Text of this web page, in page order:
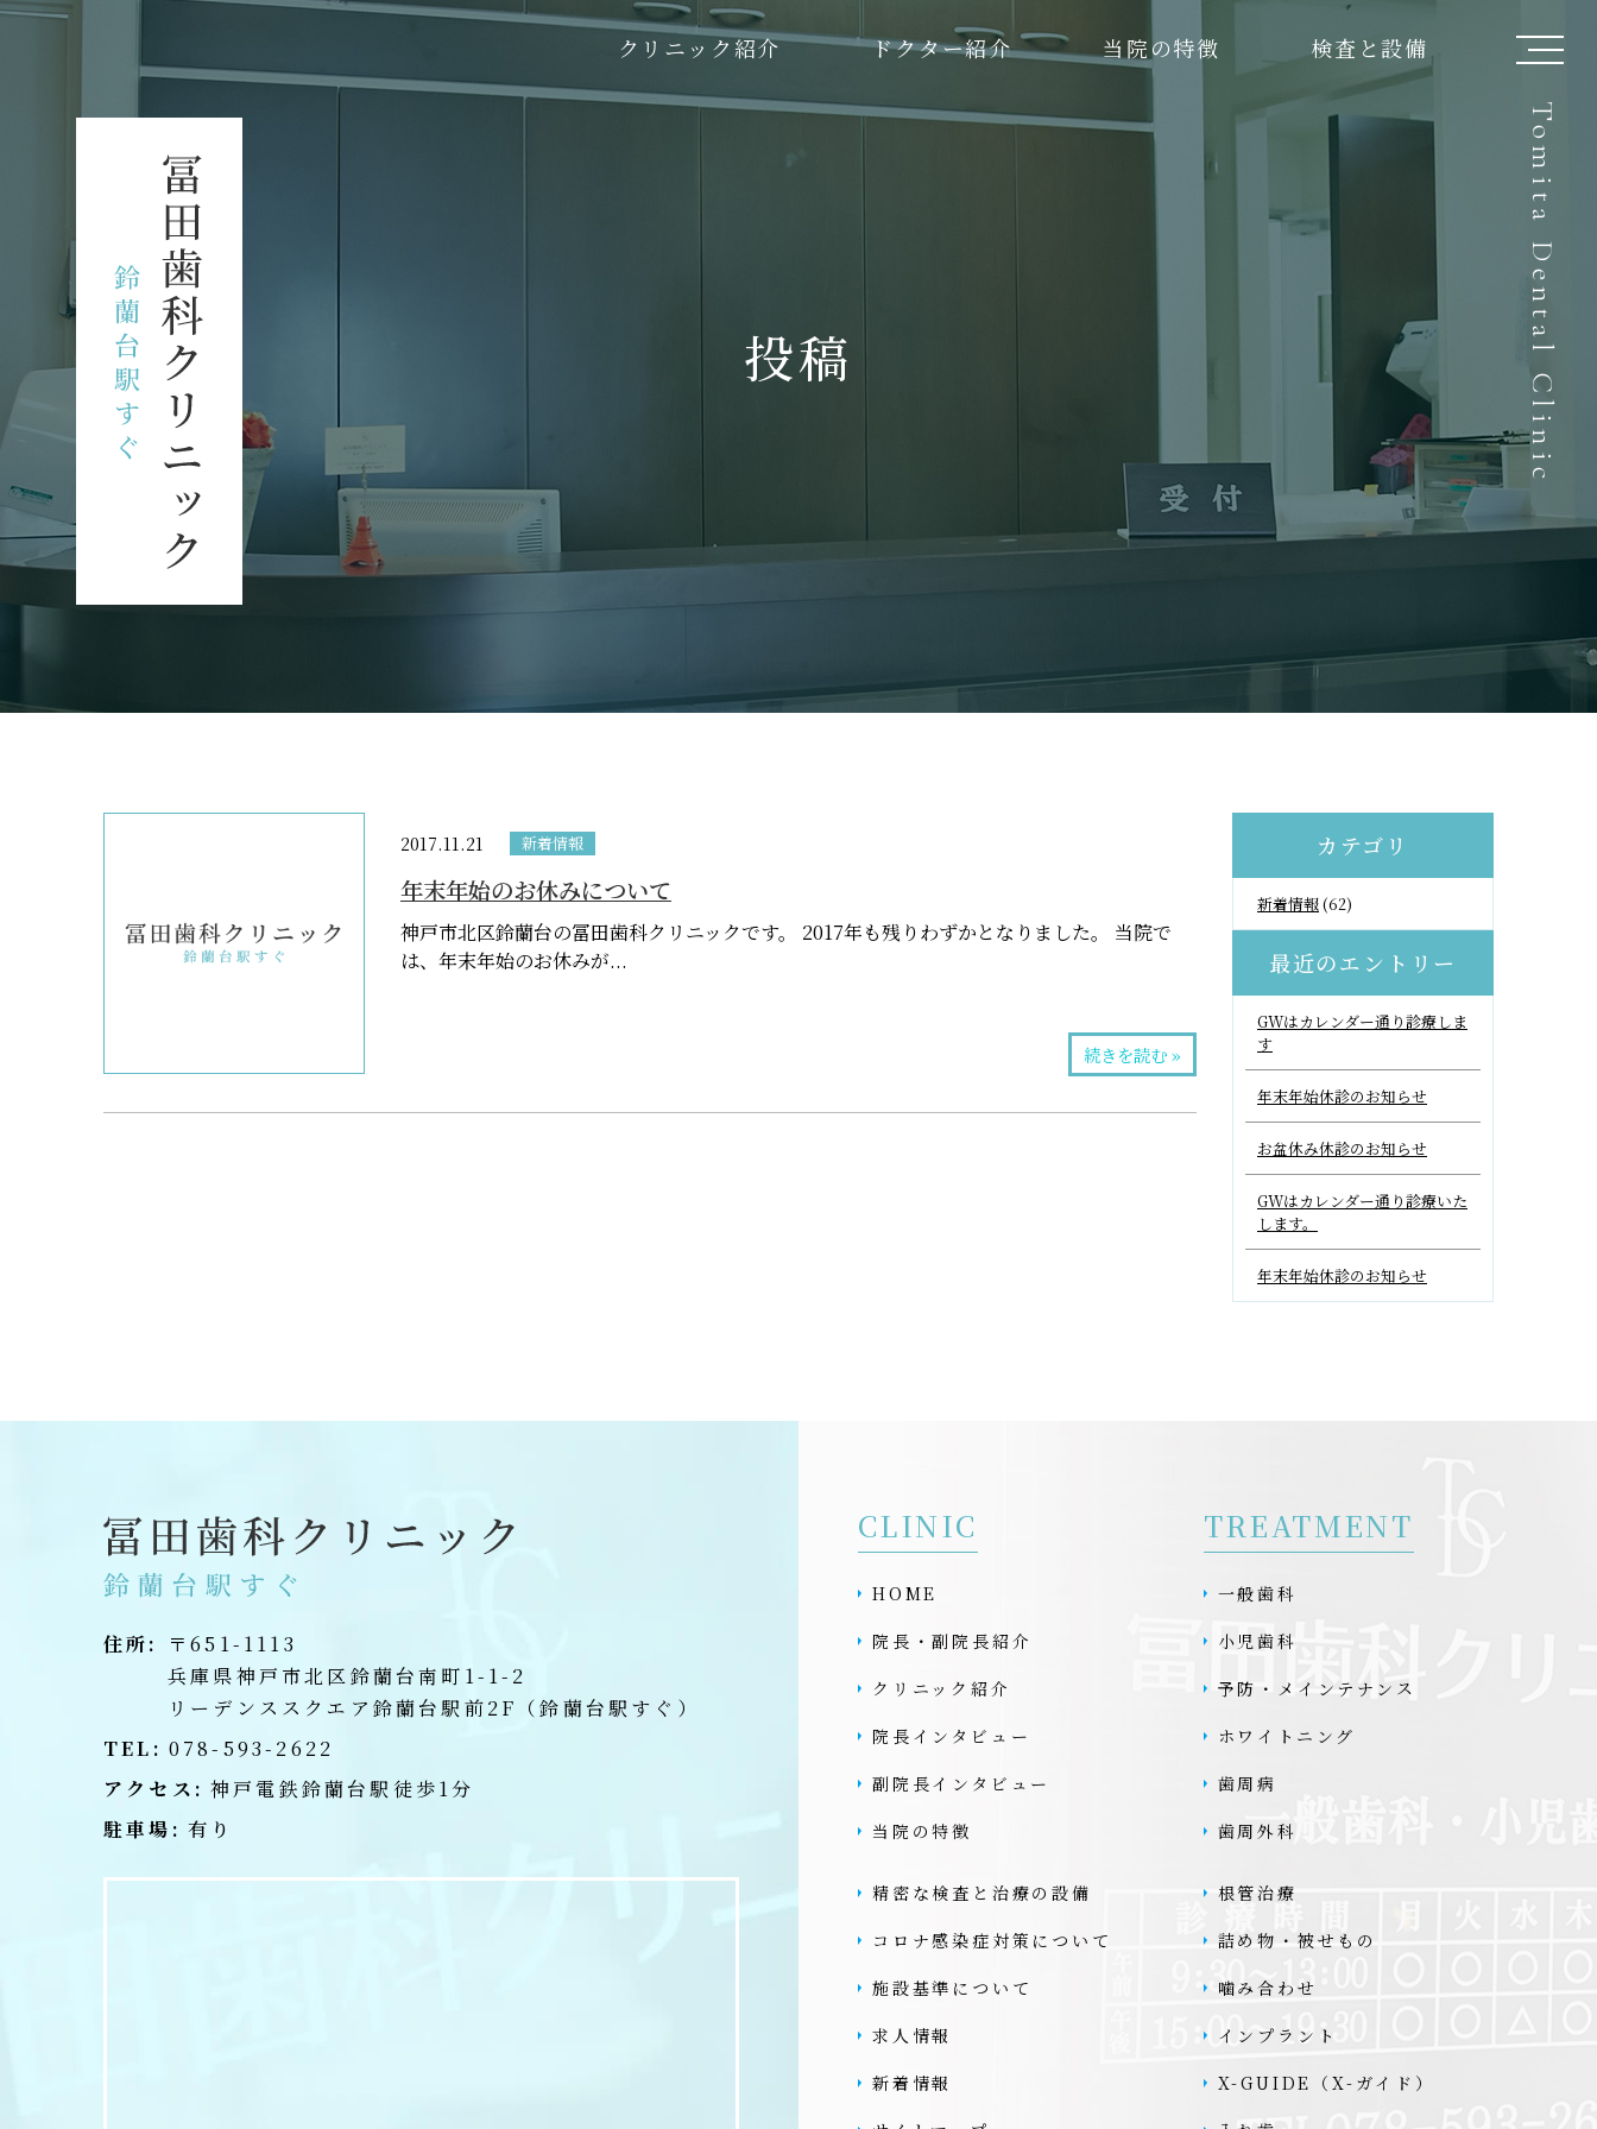
クリニック紹介 ドクター紹介 当院の特徴 検査と設備
Tomita Dental Clinic
投稿
2017.11.21 新着情報
年末年始のお休みについて
神戸市北区鈴蘭台の冨田歯科クリニックです。 2017年も残りわずかとなりました。 当院で
は、年末年始のお休みが...
続きを読む »
カテゴリ
新着情報(62)
最近のエントリー
GWはカレンダー通り診療しま
す
年末年始休診のお知らせ
お盆休み休診のお知らせ
GWはカレンダー通り診療いた
します。
年末年始休診のお知らせ
住所:
〒651-1113
兵庫県神戸市北区鈴蘭台南町1-1-2
リーデンススクエア鈴蘭台駅前2F （鈴蘭台駅すぐ）
TEL: 078-593-2622
アクセス: 神戸電鉄鈴蘭台駅徒歩1分
駐車場: 有り
CLINIC
HOME
院長・副院長紹介
クリニック紹介
院長インタビュー
副院長インタビュー
当院の特徴
精密な検査と治療の設備
コロナ感染症対策について
施設基準について
求人情報
新着情報
TREATMENT
一般歯科
小児歯科
予防・メインテナンス
ホワイトニング
歯周病
歯周外科
根管治療
詰め物・被せもの
噛み合わせ
インプラント
X-GUIDE（X-ガイド）